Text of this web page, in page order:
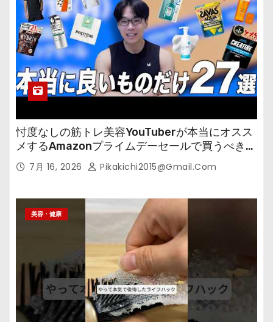
忖度なしの筋トレ美容YouTuberが本当にオスス
メするAmazonプライムデーセールで買うべきも
の 7月 16, 2026 Pikakichi2015@gmail.com
美容・健康